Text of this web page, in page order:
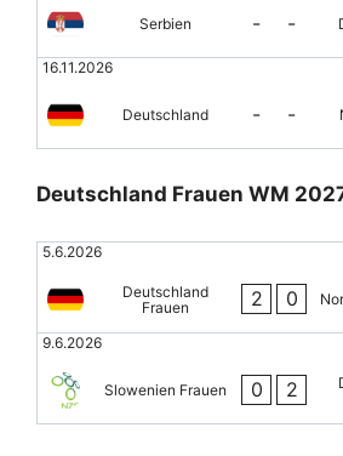
Serbien - -
16.11.2026
Deutschland - -
Deutschland Frauen WM
5.6.2026
Deutschland
Frauen
2 0
9.6.2026
Slowenien Frauen 0 2